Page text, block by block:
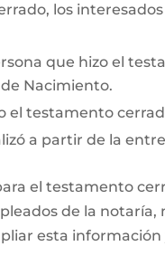
los
que hizo el
Nacimiento.
el testamento
a partir de la
el testamento
de la
esta